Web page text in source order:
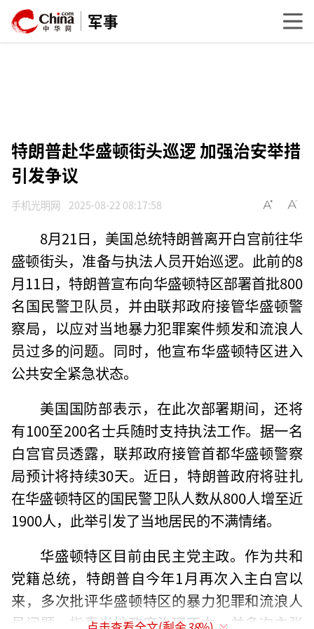
军事
特朗普赴华盛顿街头巡逻 加强治安举措
引发争议
手机光明网 2025-08-22 08:17:58
8月21日，美国总统特朗普离开白宫前往华
盛顿街头，准备与执法人员开始巡逻。此前的8
月11日，特朗普宣布向华盛顿特区部署首批800
名国民警卫队员，并由联邦政府接管华盛顿警
察局，以应对当地暴力犯罪案件频发和流浪人
员过多的问题。同时，他宣布华盛顿特区进入
公共安全紧急状态。
美国国防部表示，在此次部署期间，还将
有100至200名士兵随时支持执法工作。据一名
白宫官员透露，联邦政府接管首都华盛顿警察
局预计将持续30天。近日，特朗普政府将驻扎
在华盛顿特区的国民警卫队人数从800人增至近
1900人，此举引发了当地居民的不满情绪。
华盛顿特区目前由民主党主政。作为共和
党籍总统，特朗普自今年1月再次入主白宫以
来，多次批评华盛顿特区的暴力犯罪和流浪人
员问题，指责当地政府治理不力，并多次主张